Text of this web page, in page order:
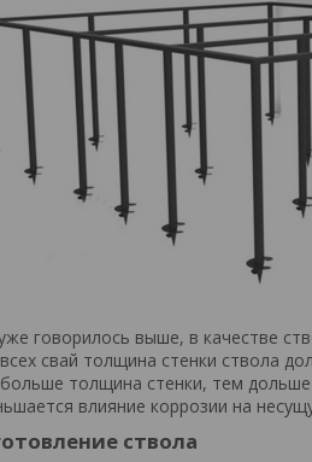
говорилось выше, в качестве
свай толщина стенки ствола
толщина стенки, тем
влияние коррозии на
ствола